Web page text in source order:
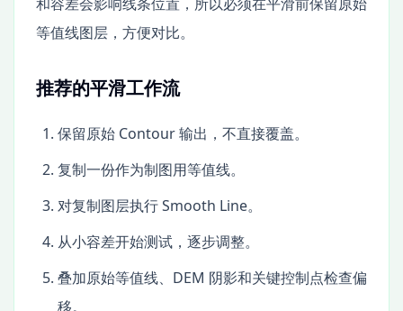
等值线图层，方便对比。
推荐的平滑工作流
保留原始 Contour 输出，不直接覆盖。
复制一份作为制图用等值线。
对复制图层执行 Smooth Line。
从小容差开始测试，逐步调整。
叠加原始等值线、DEM 阴影和关键控制点检查偏
移。